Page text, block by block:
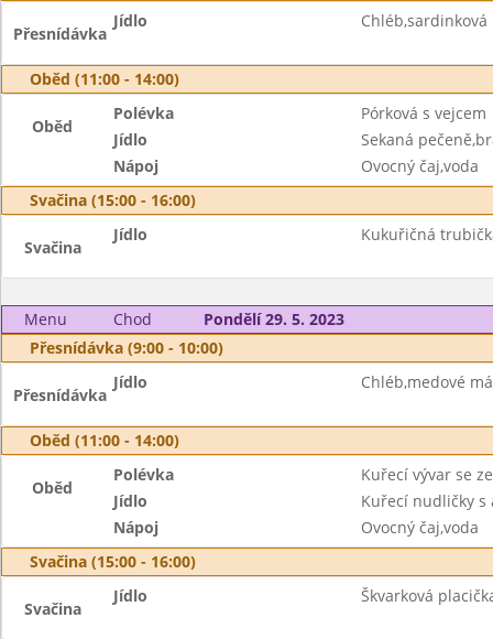
Přesnídávka
Jídlo
Oběd (11:00 - 14:00)
Oběd
Polévka
Pórková s vejcem
Jídlo
Sekaná
Nápoj
Ovocný čaj,voda
Svačina (15:00 - 16:00)
Svačina
Jídlo Kukuřičná
Menu Chod
Pondělí 29. 5. 2023
Přesnídávka (9:00 - 10:00)
Přesnídávka
Jídlo Chléb,medové
Oběd (11:00 - 14:00)
Oběd
Polévka
Kuřecí vývar se
Jídlo
Kuřecí nudličky s
Nápoj
Ovocný čaj,voda
Svačina (15:00 - 16:00)
Svačina
Jídlo Škvarková